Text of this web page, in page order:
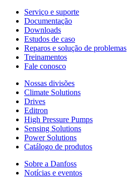
Serviço e suporte
Documentação
Downloads
Estudos de caso
Reparos e solução de problemas
Treinamentos
Fale conosco
Nossas divisões
Climate Solutions
Drives
Editron
High Pressure Pumps
Sensing Solutions
Power Solutions
Catálogo de produtos
Sobre a Danfoss
Notícias e eventos